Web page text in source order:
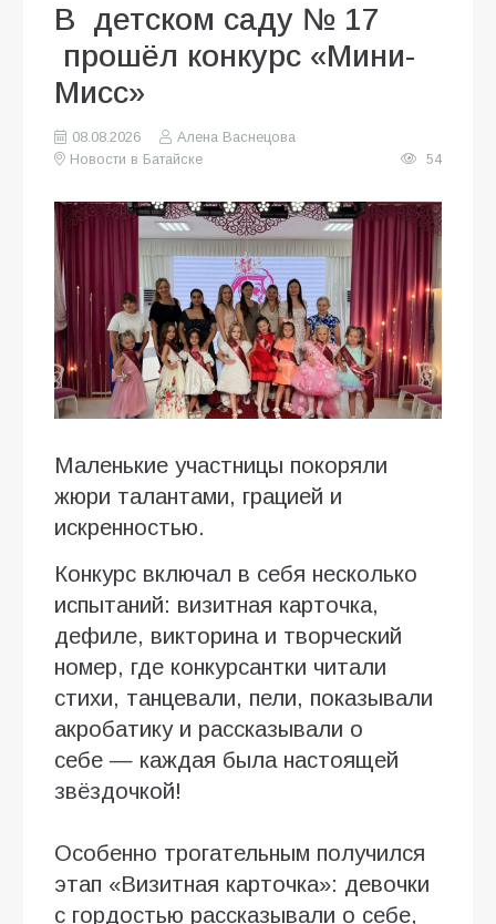
В детском саду № 17
прошёл конкурс «Мини-
Мисс»
08.08.2026
Алена Васнецова
Новости в Батайске
54
Маленькие участницы покоряли
жюри талантами, грацией и
искренностью.
Конкурс включал в себя несколько
испытаний: визитная карточка,
дефиле, викторина и творческий
номер, где конкурсантки читали
стихи, танцевали, пели, показывали
акробатику и рассказывали о
себе — каждая была настоящей
звёздочкой!
Особенно трогательным получился
этап «Визитная карточка»: девочки
с гордостью рассказывали о себе,